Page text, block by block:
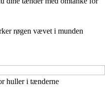
røgen vævet i munden
huller i tænderne